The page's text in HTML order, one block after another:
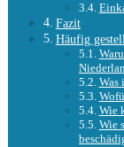
Fazit
Häufig
Was
Wie
Wie